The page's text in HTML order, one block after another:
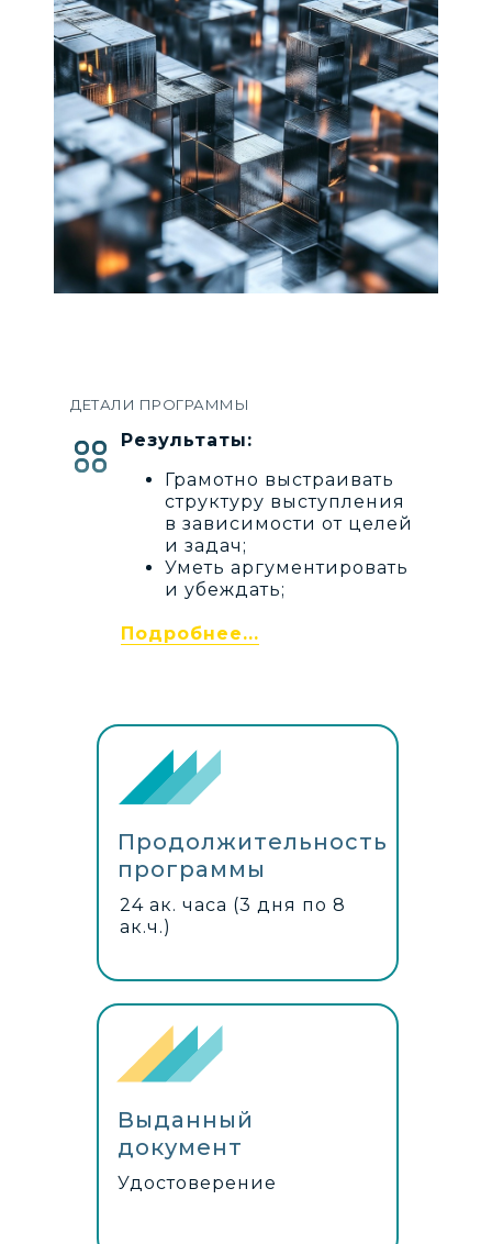
Результаты:
Грамотно выстраивать
структуру выступления
в зависимости от целей
и задач;
Уметь аргументировать
и убеждать;
Подробнее...
ДЕТАЛИ ПРОГРАММЫ
Удостоверение
Выданный
документ
24 ак. часа (3 дня по 8
ак.ч.)
Продолжительность
программы